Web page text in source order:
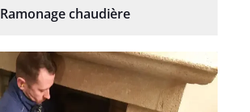
Ramonage chaudière